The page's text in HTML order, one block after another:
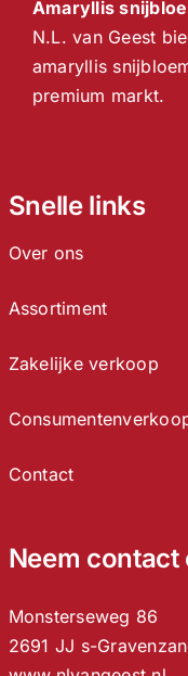
Amaryllis
N.L. van Geest
amaryllis
premium markt.
Snelle links
Over ons
Assortiment
Zakelijke verkoop
Contact
Neem contact
Monsterseweg 86
2691 JJ s-